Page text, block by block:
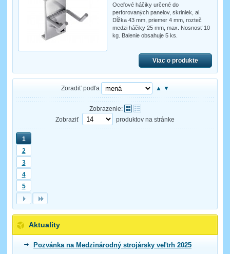
Oceľové háčiky určené do
perforovaných panelov, skriniek, ai.
Dĺžka 43 mm, priemer 4 mm, rozteč
medzi háčiky 25 mm, max. Nosnosť 10
kg. Balenie obsahuje 5 ks.
Viac o produkte
Zoradiť podľa ▲ ▼
Zobrazenie:
Zobraziť
produktov na stránke
1
2
3
4
5
Aktuality
Pozvánka na Medzinárodný strojársky veľtrh 2025